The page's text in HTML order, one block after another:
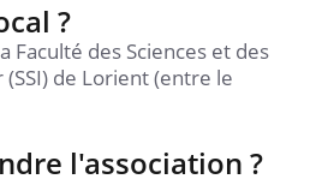
?
Faculté des Sciences et des
de Lorient (entre le
l'association ?